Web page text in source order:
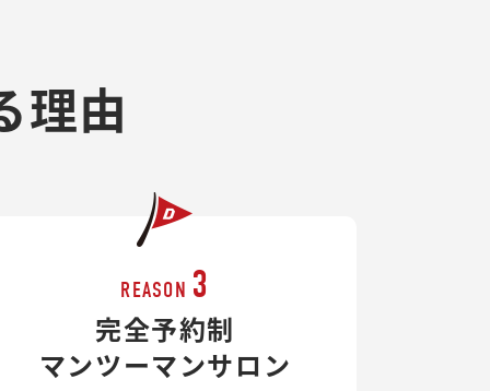
理由
REASON 3
完全予約制
マンツーマンサロン